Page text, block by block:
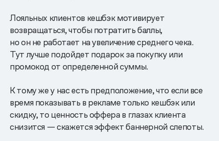
Лояльных клиентов кешбэк мотивирует
возвращаться, чтобы потратить баллы,
но он не работает на увеличение среднего чека.
Тут лучше подойдет подарок за покупку или
промокод от определенной суммы.
К тому же у нас есть предположение, что если все
время показывать в рекламе только кешбэк или
скидку, то ценность оффера в глазах клиента
снизится — скажется эффект баннерной слепоты.